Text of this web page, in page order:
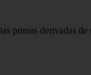
primas derivadas